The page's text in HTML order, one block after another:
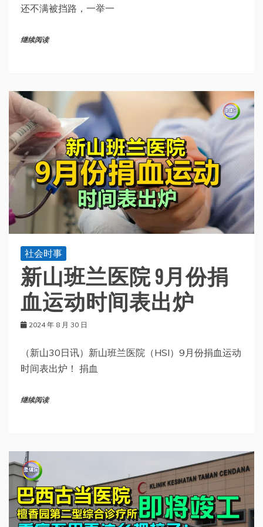
还不满被挡路，一举一
继续阅读
社会时事
新山班兰医院 9月份捐
血运动时间表出炉
2024 年 8 月 30 日
（新山30日讯）新山班兰医院（HSI）9月份捐血运动
时间表出炉！ 捐血
继续阅读